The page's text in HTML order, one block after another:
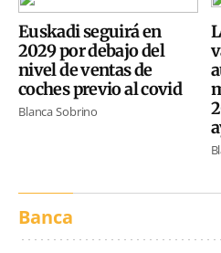
Euskadi seguirá en
2029 por debajo del
nivel de ventas de
coches previo al covid
Blanca Sobrino
Banca